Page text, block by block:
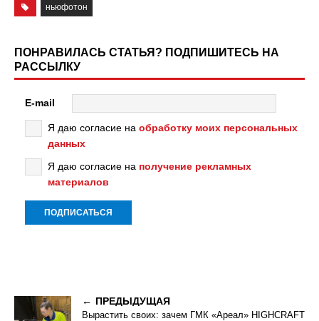
ньюфотон
ПОНРАВИЛАСЬ СТАТЬЯ? ПОДПИШИТЕСЬ НА
РАССЫЛКУ
E-mail
Я даю согласие на обработку моих персональных
данных
Я даю согласие на получение рекламных
материалов
ПРЕДЫДУЩАЯ
Вырастить своих: зачем ГМК «Ареал» HIGHCRAFT